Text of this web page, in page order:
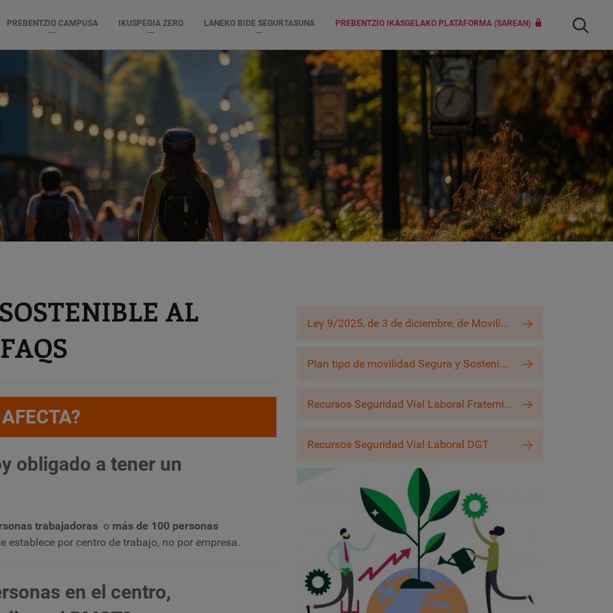
PREBENTZIO CAMPUSA IKUSPEGIA ZERO LANEKO BIDE SEGURTASUNA PREBENTZIO IKASGELAKO PLATAFORMA (SAREAN) Bilatu
AL
obligado a tener un
trabajadoras o más de 100 personas
establece por centro de trabajo, no por empresa.
en el centro,
Ley 9/2025, de 3 de diciembre, de Movilidad Sostenible
Plan tipo de movilidad Segura y Sostenible en la empresa
Recursos Seguridad Vial Laboral Fraternidad-Muprespa
Recursos Seguridad Vial Laboral DGT